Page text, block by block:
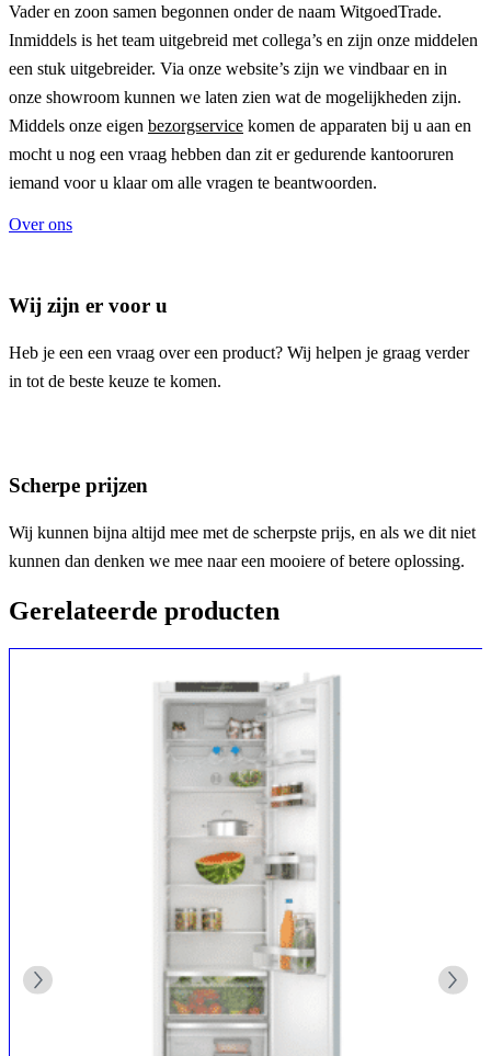
Vader en zoon samen begonnen onder de naam WitgoedTrade.
Inmiddels is het team uitgebreid met collega’s en zijn onze middelen
een stuk uitgebreider. Via onze website’s zijn we vindbaar en in
onze showroom kunnen we laten zien wat de mogelijkheden zijn.
Middels onze eigen bezorgservice komen de apparaten bij u aan en
mocht u nog een vraag hebben dan zit er gedurende kantooruren
iemand voor u klaar om alle vragen te beantwoorden.
Over ons
Wij zijn er voor u
Heb je een een vraag over een product? Wij helpen je graag verder
in tot de beste keuze te komen.
Scherpe prijzen
Wij kunnen bijna altijd mee met de scherpste prijs, en als we dit niet
kunnen dan denken we mee naar een mooiere of betere oplossing.
Gerelateerde producten